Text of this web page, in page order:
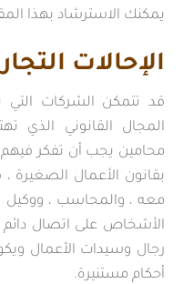
يمكنك الاسترشاد بهذا
الإحالات
قد تتمكن الشركات التي
المجال القانوني
محامين يجب أن تفكر
بقانون الأعمال
معه ، والمحاسب ، ووكيل
الأشخاص على اتصال دائم
رجال وسيدات الأعمال
أحكام مستنيرة.